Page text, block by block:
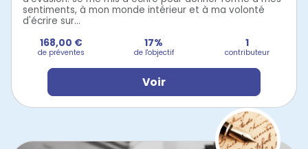
sentiments, à mon monde intérieur et à ma volonté
d'écrire sur...
168,00 €
de préventes
17%
de l'objectif
1
contributeur
Voir